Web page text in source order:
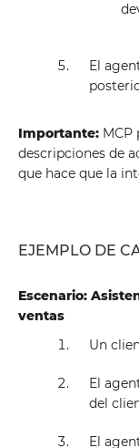
El
Importante:
descripciones de
que hace que la
EJEMPLO DE
Escenario:
ventas
Un
El
del
El